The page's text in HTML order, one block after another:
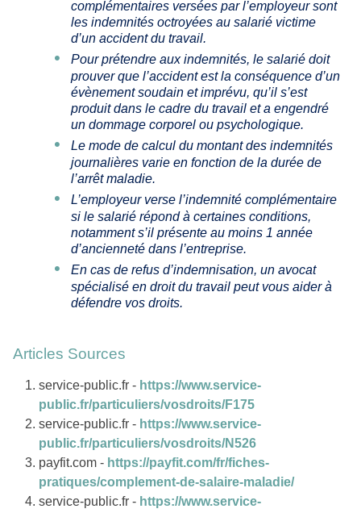
complémentaires versées par l’employeur sont
les indemnités octroyées au salarié victime
d’un accident du travail.
Pour prétendre aux indemnités, le salarié doit
prouver que l’accident est la conséquence d’un
évènement soudain et imprévu, qu’il s’est
produit dans le cadre du travail et a engendré
un dommage corporel ou psychologique.
Le mode de calcul du montant des indemnités
journalières varie en fonction de la durée de
l’arrêt maladie.
L’employeur verse l’indemnité complémentaire
si le salarié répond à certaines conditions,
notamment s’il présente au moins 1 année
d’ancienneté dans l’entreprise.
En cas de refus d’indemnisation, un avocat
spécialisé en droit du travail peut vous aider à
défendre vos droits.
Articles Sources
service-public.fr - https://www.service-
public.fr/particuliers/vosdroits/F175
service-public.fr - https://www.service-
public.fr/particuliers/vosdroits/N526
payfit.com - https://payfit.com/fr/fiches-
pratiques/complement-de-salaire-maladie/
service-public.fr - https://www.service-